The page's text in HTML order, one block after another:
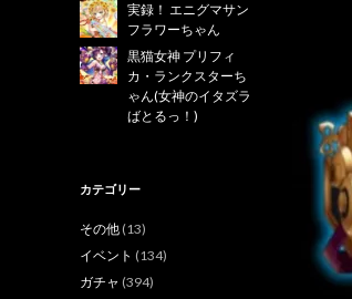
実録！ エニグマサン
フラワーちゃん
黒猫女神 プリフィ
カ・ランクスターち
ゃん(女神のイタズラ
ばとるっ！)
カテゴリー
その他 (13)
イベント (134)
ガチャ (394)